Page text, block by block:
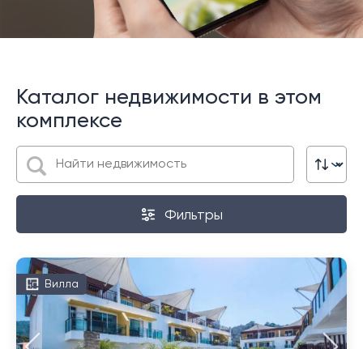
Каталог недвижимости в этом
комплексе
Фильтры
Вилла